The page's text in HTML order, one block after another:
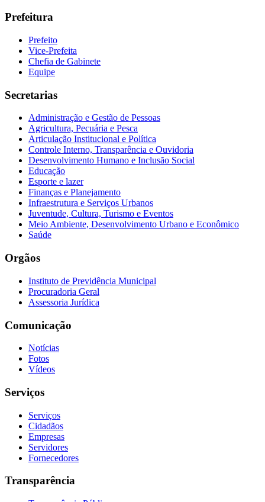
Prefeitura
Prefeito
Vice-Prefeita
Chefia de Gabinete
Equipe
Secretarias
Administração e Gestão de Pessoas
Agricultura, Pecuária e Pesca
Articulação Institucional e Política
Controle Interno, Transparência e Ouvidoria
Desenvolvimento Humano e Inclusão Social
Educação
Esporte e lazer
Finanças e Planejamento
Infraestrutura e Serviços Urbanos
Juventude, Cultura, Turismo e Eventos
Meio Ambiente, Desenvolvimento Urbano e Econômico
Saúde
Orgãos
Instituto de Previdência Municipal
Procuradoria Geral
Assessoria Jurídica
Comunicação
Notícias
Fotos
Vídeos
Serviços
Serviços
Cidadãos
Empresas
Servidores
Fornecedores
Transparência